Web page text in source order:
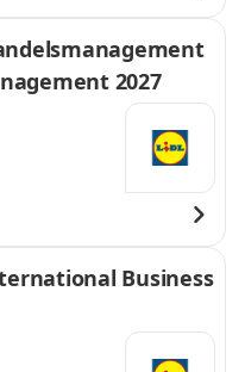
2027
Business